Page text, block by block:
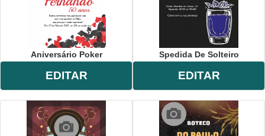
Aniversário Poker
EDITAR
Spedida De Solteiro
EDITAR